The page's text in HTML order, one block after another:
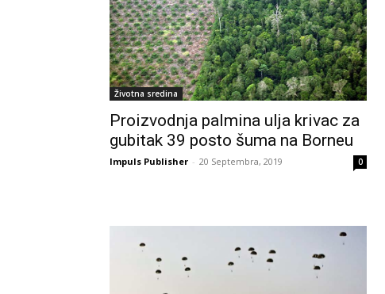
Životna sredina
Proizvodnja palmina ulja krivac za
gubitak 39 posto šuma na Borneu
Impuls Publisher - 20 Septembra, 2019 0